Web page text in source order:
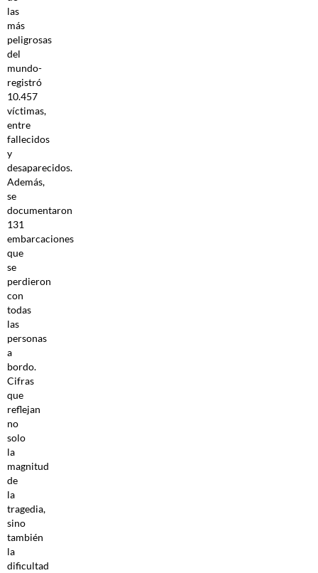
las
más
peligrosas
del
mundo-
registró
10.457
víctimas,
entre
fallecidos
y
desaparecidos.
Además,
se
documentaron
131
embarcaciones
que
se
perdieron
con
todas
las
personas
a
bordo.
Cifras
que
reflejan
no
solo
la
magnitud
de
la
tragedia,
sino
también
la
dificultad